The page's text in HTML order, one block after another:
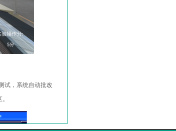
试，系统自动批改